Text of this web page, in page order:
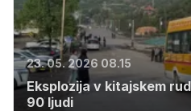
23. 05. 2026 08.15
Eksplozija v kitajskem
90 ljudi